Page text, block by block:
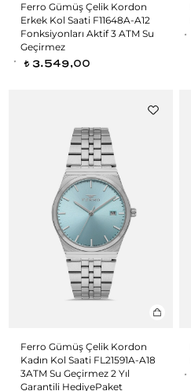
Ferro Gümüş Çelik Kordon
Erkek Kol Saati F11648A-A12
Fonksiyonları Aktif 3 ATM Su
Geçirmez
t 3.549,00
Ferro Gümüş Çelik Kordon
Kadın Kol Saati FL21591A-A18
3ATM Su Geçirmez 2 Yıl
Garantili HediyePaket